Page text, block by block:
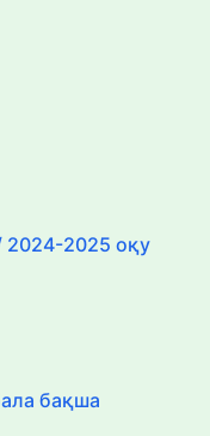
2025 оқу
бақша